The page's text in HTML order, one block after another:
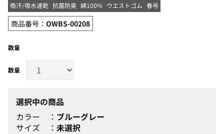
吸汗/吸水速乾 抗菌防臭 綿100% ウエストゴム 春号
商品番号： OWBS-00208
数量
選択中の商品
カラー
ブルーグレー
サイズ
未選択